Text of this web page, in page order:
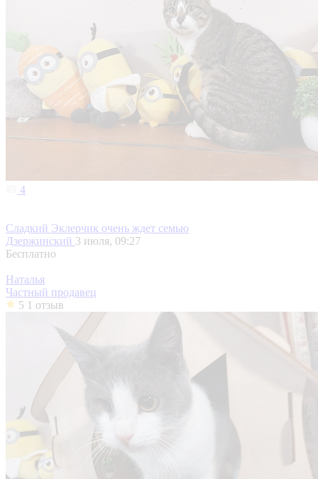
4
Сладкий Эклерчик очень ждет семью
Дзержинский 3 июля, 09:27
Бесплатно
Наталья
Частный продавец
5 1 отзыв